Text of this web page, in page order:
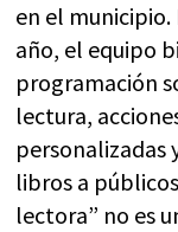
en el municipio.
año, el equipo
programación
lectura,
personalizadas
libros a
lectora” no es